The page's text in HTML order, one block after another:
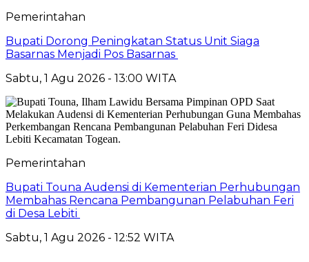
Pemerintahan
Bupati Dorong Peningkatan Status Unit Siaga
Basarnas Menjadi Pos Basarnas
Sabtu, 1 Agu 2026 - 13:00 WITA
Pemerintahan
Bupati Touna Audensi di Kementerian Perhubungan
Membahas Rencana Pembangunan Pelabuhan Feri
di Desa Lebiti
Sabtu, 1 Agu 2026 - 12:52 WITA